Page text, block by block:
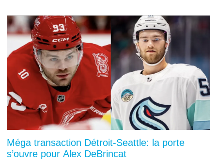
Méga transaction Détroit-Seattle: la porte
s’ouvre pour Alex DeBrincat